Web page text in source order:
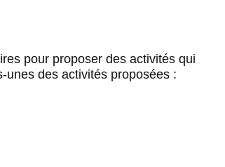
pour proposer des activités qui
unes des activités proposées :